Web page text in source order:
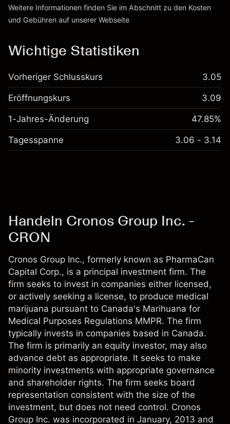
Weitere Informationen finden Sie im Abschnitt zu den Kosten
und Gebühren auf unserer Webseite
Wichtige Statistiken
Vorheriger Schlusskurs 3.05
Eröffnungskurs 3.09
1-Jahres-Änderung 47.85%
Tagesspanne 3.06 - 3.14
Handeln Cronos Group Inc. -
CRON
Cronos Group Inc., formerly known as PharmaCan
Capital Corp., is a principal investment firm. The
firm seeks to invest in companies either licensed,
or actively seeking a license, to produce medical
marijuana pursuant to Canada's Marihuana for
Medical Purposes Regulations MMPR. The firm
typically invests in companies based in Canada.
The firm is primarily an equity investor, may also
advance debt as appropriate. It seeks to make
minority investments with appropriate governance
and shareholder rights. The firm seeks board
representation consistent with the size of the
investment, but does not need control. Cronos
Group Inc. was incorporated in January, 2013 and